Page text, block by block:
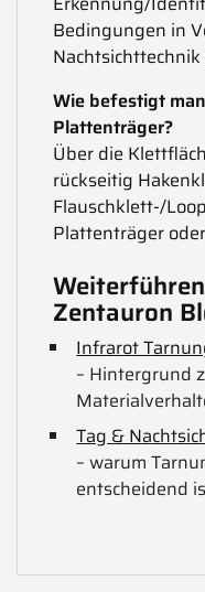
Bedingungen in
Wie befestigt
Plattenträger?
Über die
rückseitig
Flauschklett-/
Plattenträger
Zentauron
Infrarot
– Hintergrund
Tag &
– warum
entscheidend